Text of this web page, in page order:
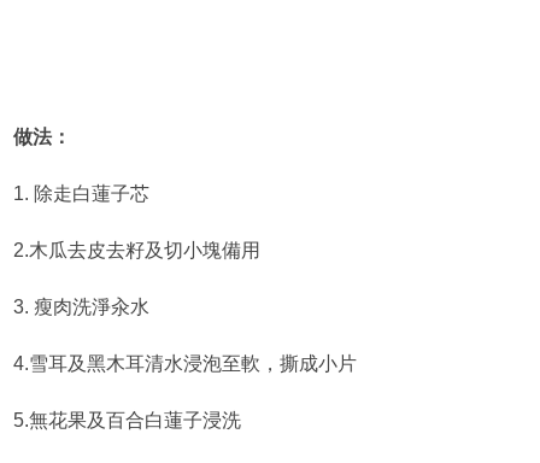
做法：
1. 除走白蓮子芯
2.木瓜去皮去籽及切小塊備用
3. 瘦肉洗淨汆水
4.雪耳及黑木耳清水浸泡至軟，撕成小片
5.無花果及百合白蓮子浸洗